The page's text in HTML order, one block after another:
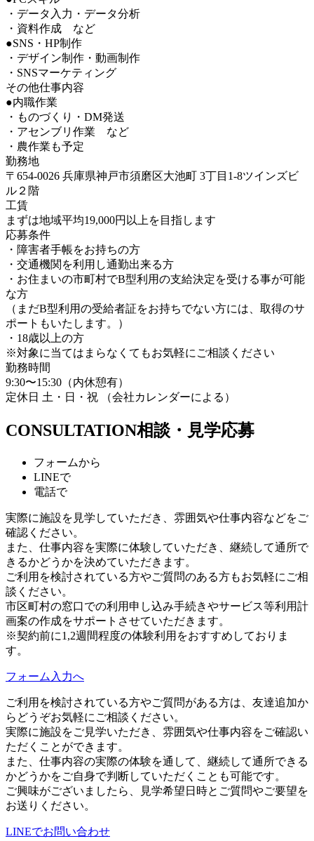
・データ入力・データ分析
・資料作成 など
●SNS・HP制作
・デザイン制作・動画制作
・SNSマーケティング
その他仕事内容
●内職作業
・ものづくり・DM発送
・アセンブリ作業 など
・農作業も予定
勤務地
〒654-0026 兵庫県神戸市須磨区大池町 3丁目1-8ツインズビ
ル２階
工賃
まずは地域平均19,000円以上を目指します
応募条件
・障害者手帳をお持ちの方
・交通機関を利用し通勤出来る方
・お住まいの市町村でB型利用の支給決定を受ける事が可能
な方
（まだB型利用の受給者証をお持ちでない方には、取得のサ
ポートもいたします。）
・18歳以上の方
※対象に当てはまらなくてもお気軽にご相談ください
勤務時間
9:30〜15:30（内休憩有）
定休日 土・日・祝 （会社カレンダーによる）
CONSULTATION相談・見学応募
フォームから
LINEで
電話で
実際に施設を見学していただき、雰囲気や仕事内容などをご
確認ください。
また、仕事内容を実際に体験していただき、継続して通所で
きるかどうかを決めていただきます。
ご利用を検討されている方やご質問のある方もお気軽にご相
談ください。
市区町村の窓口での利用申し込み手続きやサービス等利用計
画案の作成をサポートさせていただきます。
※契約前に1,2週間程度の体験利用をおすすめしておりま
す。
フォーム入力へ
ご利用を検討されている方やご質問がある方は、友達追加か
らどうぞお気軽にご相談ください。
実際に施設をご見学いただき、雰囲気や仕事内容をご確認い
ただくことができます。
また、仕事内容の実際の体験を通して、継続して通所できる
かどうかをご自身で判断していただくことも可能です。
ご興味がございましたら、見学希望日時とご質問やご要望を
お送りください。
LINEでお問い合わせ